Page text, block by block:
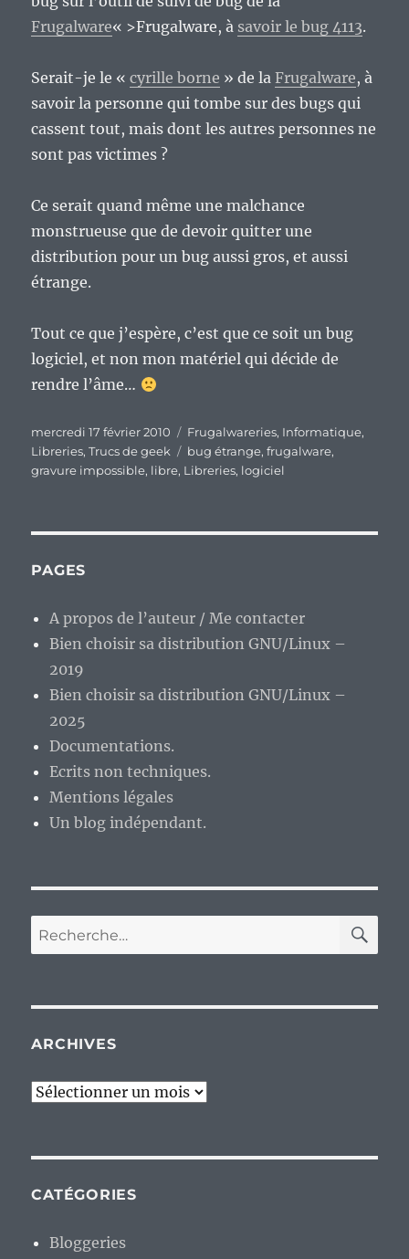
Frugalware« >Frugalware, à savoir le bug 4113.
Serait-je le «cyrille borne » de laFrugalware, à
savoir la personne qui tombe sur des bugs qui
cassent tout, mais dont les autres personnes ne
sont pas victimes ?
Ce serait quand même une malchance
monstrueuse que de devoir quitter une
distribution pour un bug aussi gros, et aussi
étrange.
Tout ce que j’espère, c’est que ce soit un bug
logiciel, et non mon matériel qui décide de
rendre l’âme…
Publié
le
mercredi 17 février 2010 Catégories
Frugalwareries, Informatique,
Libreries,Trucs de geek Étiquettes
bug étrange,frugalware,
gravure impossible, libre, Libreries, logiciel
PAGES
A propos de l’auteur / Me contacter
Bien choisir sa distribution GNU/Linux –
2019
Bien choisir sa distribution GNU/Linux –
2025
Documentations.
Ecrits non techniques.
Mentions légales
Un blog indépendant.
Recherche
pour :
ARCHIVES
Archives
CATÉGORIES
Bloggeries